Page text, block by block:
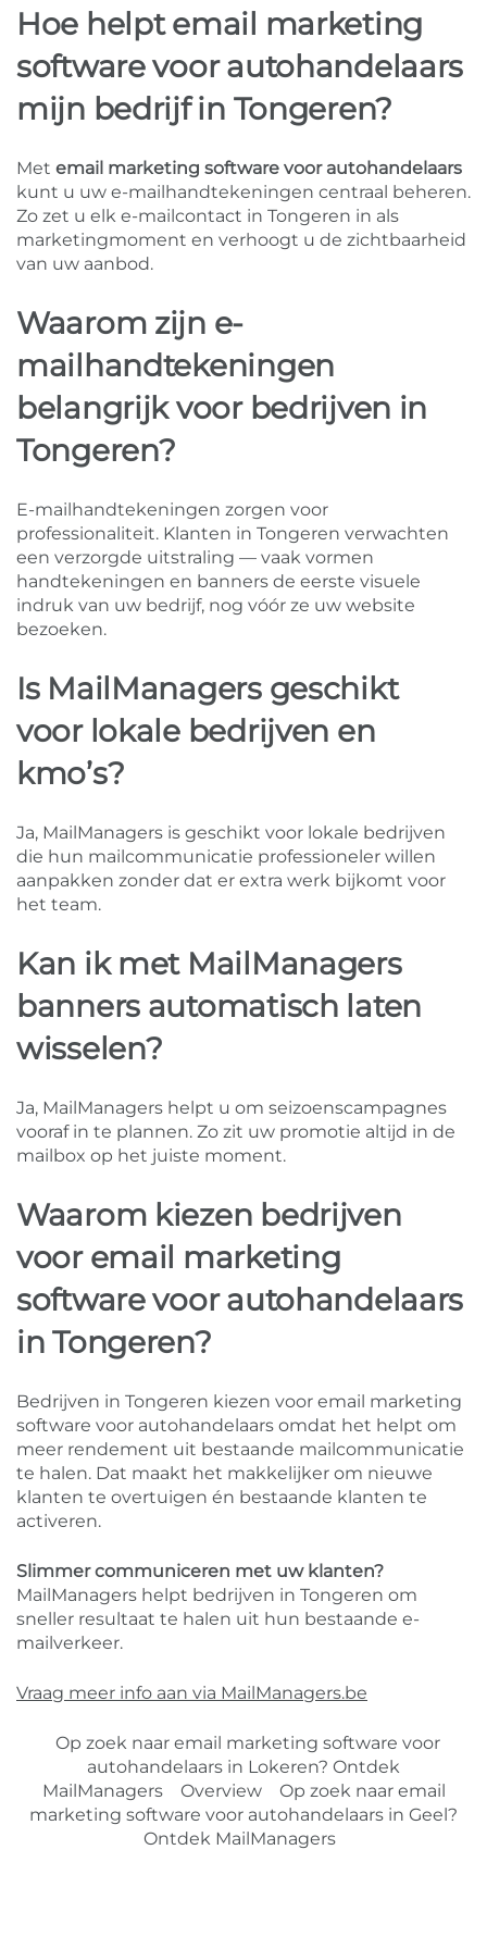
Hoe helpt email marketing
software voor autohandelaars
mijn bedrijf in Tongeren?
Met email marketing software voor autohandelaars
kunt u uw e-mailhandtekeningen centraal beheren.
Zo zet u elk e-mailcontact in Tongeren in als
marketingmoment en verhoogt u de zichtbaarheid
van uw aanbod.
Waarom zijn e-
mailhandtekeningen
belangrijk voor bedrijven in
Tongeren?
E-mailhandtekeningen zorgen voor
professionaliteit. Klanten in Tongeren verwachten
een verzorgde uitstraling — vaak vormen
handtekeningen en banners de eerste visuele
indruk van uw bedrijf, nog vóór ze uw website
bezoeken.
Is MailManagers geschikt
voor lokale bedrijven en
kmo’s?
Ja, MailManagers is geschikt voor lokale bedrijven
die hun mailcommunicatie professioneler willen
aanpakken zonder dat er extra werk bijkomt voor
het team.
Kan ik met MailManagers
banners automatisch laten
wisselen?
Ja, MailManagers helpt u om seizoenscampagnes
vooraf in te plannen. Zo zit uw promotie altijd in de
mailbox op het juiste moment.
Waarom kiezen bedrijven
voor email marketing
software voor autohandelaars
in Tongeren?
Bedrijven in Tongeren kiezen voor email marketing
software voor autohandelaars omdat het helpt om
meer rendement uit bestaande mailcommunicatie
te halen. Dat maakt het makkelijker om nieuwe
klanten te overtuigen én bestaande klanten te
activeren.
Slimmer communiceren met uw klanten?
MailManagers helpt bedrijven in Tongeren om
sneller resultaat te halen uit hun bestaande e-
mailverkeer.
Vraag meer info aan via MailManagers.be
Op zoek naar email marketing software voor
autohandelaars in Lokeren? Ontdek
MailManagers
Overview
Op zoek naar email
marketing software voor autohandelaars in Geel?
Ontdek MailManagers